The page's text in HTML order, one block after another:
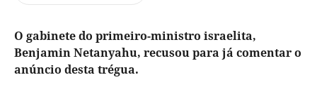
O gabinete do primeiro-ministro israelita,
Benjamin Netanyahu, recusou para já comentar o
anúncio desta trégua.